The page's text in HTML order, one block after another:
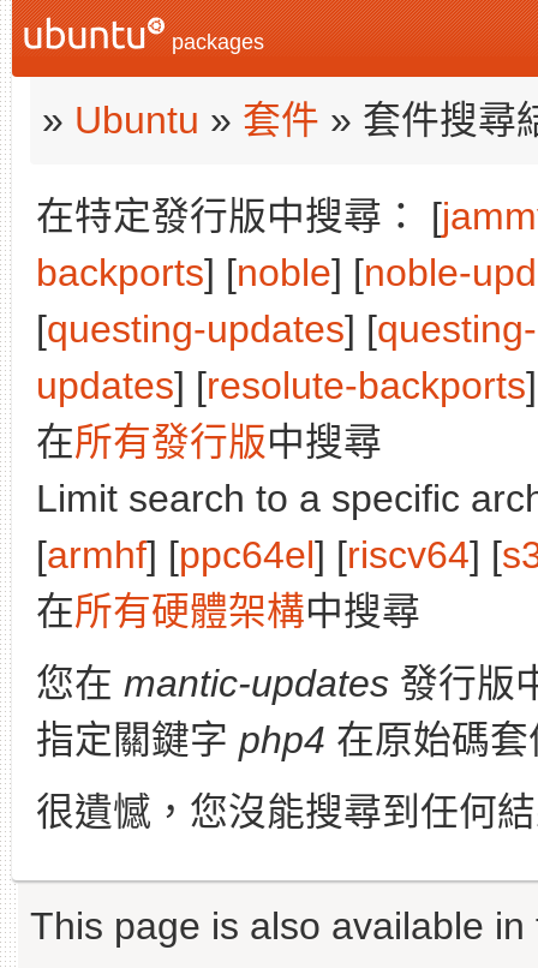
packages
» Ubuntu » 套件 » 套件搜尋
在特定發行版中搜尋： [
backports] [noble] [noble-
[questing-updates] [
updates] [resolute-backports
在所有發行版中搜尋
Limit search to a specific
[armhf] [ppc64el] [riscv64] [
在所有硬體架構中搜尋
您在 mantic-updates 發行版
指定關鍵字 php4 在原始碼
很遺憾，您沒能搜尋到任何
This page is also available